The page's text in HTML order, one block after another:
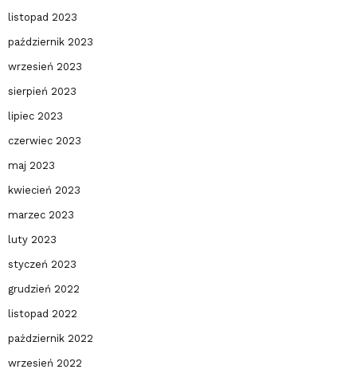
listopad 2023
październik 2023
wrzesień 2023
sierpień 2023
lipiec 2023
czerwiec 2023
maj 2023
kwiecień 2023
marzec 2023
luty 2023
styczeń 2023
grudzień 2022
listopad 2022
październik 2022
wrzesień 2022